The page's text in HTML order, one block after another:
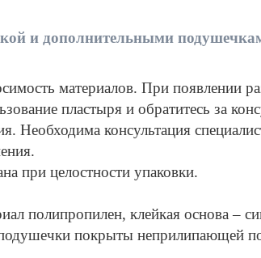
и дополнительными
материалов. При появлении
пластыря и обратитесь за
Необходима консультация
при целостности упаковки.
полипропилен, клейкая основа –
покрыты неприлипающей